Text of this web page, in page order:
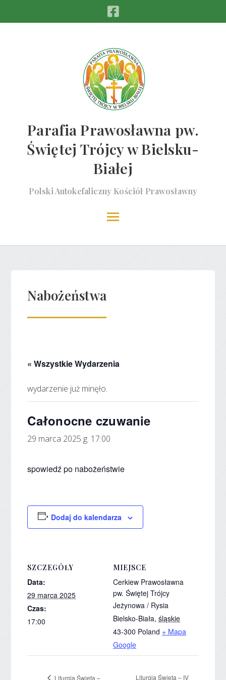
Parafia Prawosławna pw.
Świętej Trójcy w Bielsku-
Białej
Polski Autokefaliczny Kościół Prawosławny
Nabożeństwa
« Wszystkie Wydarzenia
wydarzenie już minęło.
Całonocne czuwanie
29 marca 2025 g. 17:00
spowiedź po nabożeństwie
Dodaj do kalendarza
SZCZEGÓŁY
Data:
29 marca 2025
Czas:
17:00
MIEJSCE
Cerkiew Prawosławna
pw. Świętej Trójcy
Jeżynowa / Rysia
Bielsko-Biała, śląskie
43-300 Poland + Mapa
Google
Liturgia Święta – Liturgia Święta – IV